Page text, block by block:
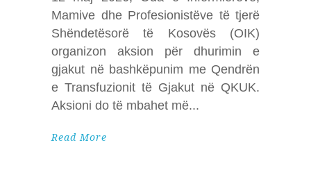
Mamive dhe Profesionistëve të tjerë
Shëndetësorë të Kosovës (OIK)
organizon aksion për dhurimin e
gjakut në bashkëpunim me Qendrën
e Transfuzionit të Gjakut në QKUK.
Aksioni do të mbahet më
Read More